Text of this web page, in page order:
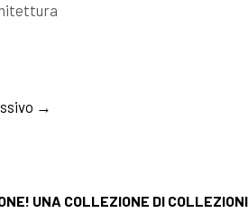
→
UNA COLLEZIONE DI COLLEZIONI